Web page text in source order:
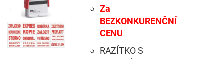
Za
BEZKONKURENČNÍ
CENU
RAZÍTKO S